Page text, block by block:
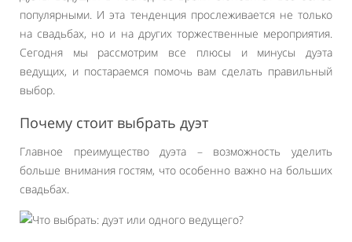
популярными. И эта тенденция прослеживается не только
на свадьбах, но и на других торжественные мероприятия.
Сегодня мы рассмотрим все плюсы и минусы дуэта
ведущих, и постараемся помочь вам сделать правильный
выбор.
Почему стоит выбрать дуэт
Главное преимущество дуэта – возможность уделить
больше внимания гостям, что особенно важно на больших
свадьбах.